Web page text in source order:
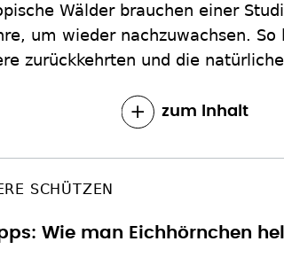
Wälder brauchen einer
um wieder nachzuwachsen.
zurückkehrten und die
zum Inhalt
SCHÜTZEN
Wie man Eichhörnchen